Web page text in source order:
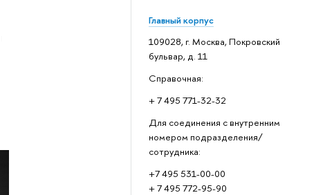
Главный корпус
109028, г. Москва, Покровский
бульвар, д. 11
Справочная:
+ 7 495 771-32-32
Для соединения с внутренним
номером подразделения/
сотрудника:
+7 495 531-00-00
+ 7 495 772-95-90